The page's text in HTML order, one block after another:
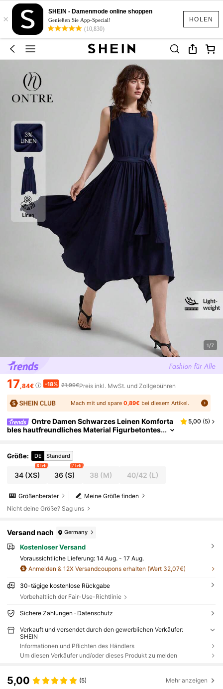
HOLEN
×
SHEIN - Damenmode online shoppen
Genießen Sie App-Special!
(10,830)
1/7
17,84€ -18% 21,99€Preis inkl. MwSt. und Zollgebühren
Mach mit und spare 0,89€ bei diesem Artikel.
Ontre Damen Schwarzes Leinen Komforta
bles hautfreundliches Material Figurbetontes
sign Gürtel Dekor Seitentaschen Boho Strandurla
ub Outfit Country Musik Festival Western Stil Läs
sig Chic Dezent Vintage Hochwertig Kreuzfahrt T
ragen Minimalistisch Luxuriöses Gefühl Essenzie
chwertig Flughafen Outfit Vielseitig Saisonales Kl
eid Resort Kollektion Midi Kleid
5,00 (5)
Größe: DE Standard
34(XS)
8 left
36 (S)
7 left
38 (M) 40/42 (L)
Meine Größe finden
Größenberater
Nicht deine Größe? Sag uns
Versand nach Germany
Kostenloser Versand
Voraussichtliche Lieferung: 14 Aug. - 17 Aug.
Anmelden & 12X Versandcoupons erhalten (Wert 32,07€)
30-tägige kostenlose Rückgabe
Vorbehaltlich der Fair-Use-Richtlinie
Sichere Zahlungen · Datenschutz
Verkauft und versendet durch den gewerblichen Verkäufer:
SHEIN
Informationen und Pflichten des Händlers
Um diesen Verkäufer und/oder dieses Produkt zu melden
5,00 (5) Mehr anzeigen